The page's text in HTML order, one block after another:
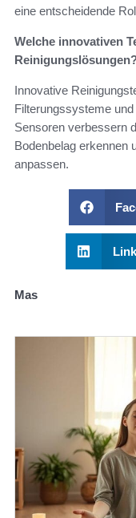
eine entscheidende
Welche innovativen
Innovative
Filterungssysteme
Sensoren verbessern
Bodenbelag erkennen
anpassen.
Mas